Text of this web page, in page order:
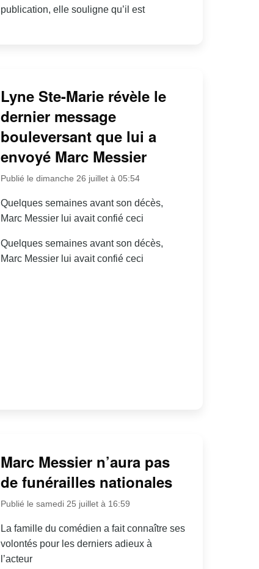
publication, elle souligne qu’il est
Lyne Ste-Marie révèle le
dernier message
bouleversant que lui a
envoyé Marc Messier
Publié le dimanche 26 juillet à 05:54
Quelques semaines avant son décès,
Marc Messier lui avait confié ceci
Quelques semaines avant son décès,
Marc Messier lui avait confié ceci
Marc Messier n’aura pas
de funérailles nationales
Publié le samedi 25 juillet à 16:59
La famille du comédien a fait connaître ses
volontés pour les derniers adieux à
l’acteur